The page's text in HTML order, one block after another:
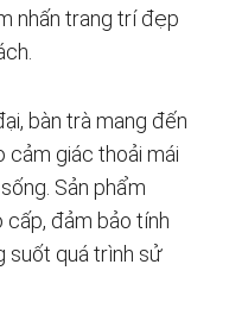
nhấn trang trí đẹp
bàn trà mang đến
cảm giác thoải mái
Sản phẩm
đảm bảo tính
suốt quá trình sử